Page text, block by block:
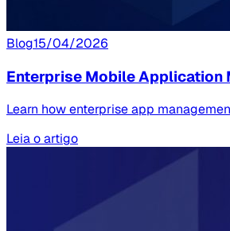
Blog15/04/2026
Enterprise Mobile Application
Learn how enterprise app
Leia o artigo